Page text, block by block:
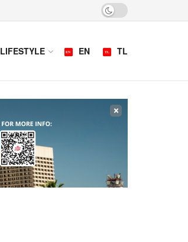
LIFESTYLE EN TL
×